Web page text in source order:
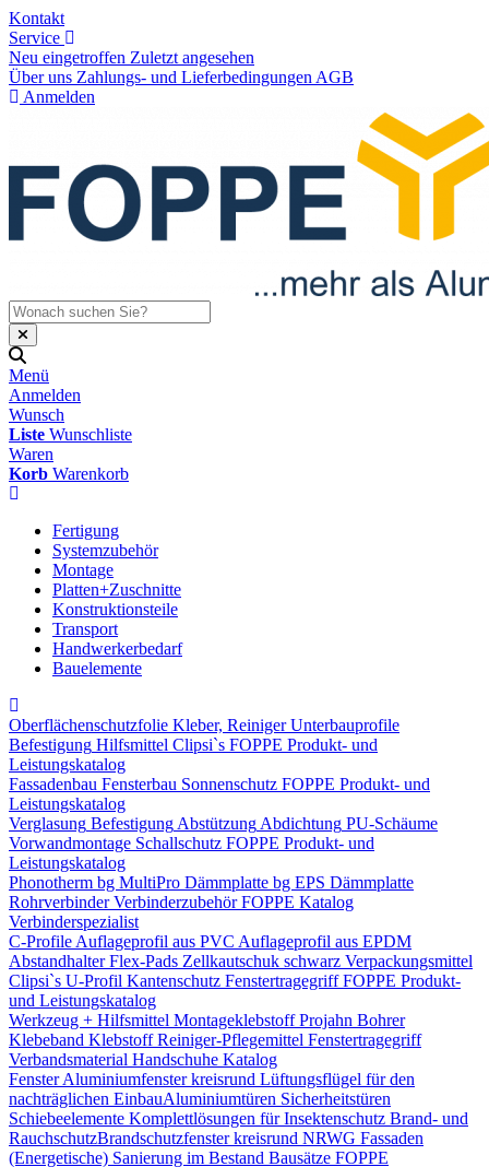
Kontakt
Service
Neu eingetroffen Zuletzt angesehen
Über uns Zahlungs- und Lieferbedingungen AGB
Anmelden
Menü
Anmelden
Wunsch
Liste Wunschliste
Waren
Korb Warenkorb
Fertigung
Systemzubehör
Montage
Platten+Zuschnitte
Konstruktionsteile
Transport
Handwerkerbedarf
Bauelemente
Oberflächenschutzfolie Kleber, Reiniger Unterbauprofile
Befestigung Hilfsmittel Clipsi`s FOPPE Produkt- und
Leistungskatalog
Fassadenbau Fensterbau Sonnenschutz FOPPE Produkt- und
Leistungskatalog
Verglasung Befestigung Abstützung Abdichtung PU-Schäume
Vorwandmontage Schallschutz FOPPE Produkt- und
Leistungskatalog
Phonotherm bg MultiPro Dämmplatte bg EPS Dämmplatte
Rohrverbinder Verbinderzubehör FOPPE Katalog
Verbinderspezialist
C-Profile Auflageprofil aus PVC Auflageprofil aus EPDM
Abstandhalter Flex-Pads Zellkautschuk schwarz Verpackungsmittel
Clipsi`s U-Profil Kantenschutz Fenstertragegriff FOPPE Produkt-
und Leistungskatalog
Werkzeug + Hilfsmittel Montageklebstoff Projahn Bohrer
Klebeband Klebstoff Reiniger-Pflegemittel Fenstertragegriff
Verbandsmaterial Handschuhe Katalog
Fenster Aluminiumfenster kreisrund Lüftungsflügel für den
nachträglichen Einbau​Aluminiumtüren Sicherheitstüren
Schiebeelemente Komplettlösungen für Insektenschutz Brand- und
Rauchschutz​Brandschutzfenster kreisrund NRWG Fassaden
(Energetische) Sanierung im Bestand Bausätze FOPPE